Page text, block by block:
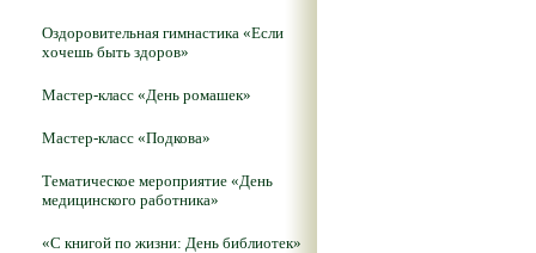
Оздоровительная гимнастика «Если
хочешь быть здоров»
Мастер-класс «День ромашек»
Мастер-класс «Подкова»
Тематическое мероприятие «День
медицинского работника»
«С книгой по жизни: День библиотек»